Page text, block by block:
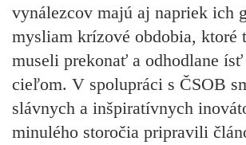
vynálezcov majú aj napriek ich
mysliam krízové obdobia,
museli prekonať a odhodlane
cieľom. V spolupráci s ČSOB
slávnych a inšpiratívnych
minulého storočia pripravili